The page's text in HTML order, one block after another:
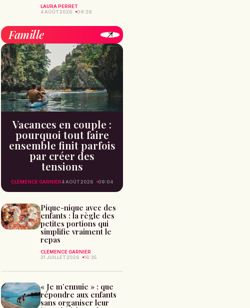
LAURA PERRET
4 AOÛT 2026
09:28
Famille
Vacances en couple :
pourquoi tout faire
ensemble finit parfois
par créer des
tensions
CLÉMENCE GARNIER4 AOÛT 2026 09:04
Pique-nique avec des
enfants : la règle des
petites portions qui
simplifie vraiment le
repas
CLÉMENCE GARNIER
31 JUILLET 2026
16:35
« Je m’ennuie » : que
répondre aux enfants
sans organiser leur